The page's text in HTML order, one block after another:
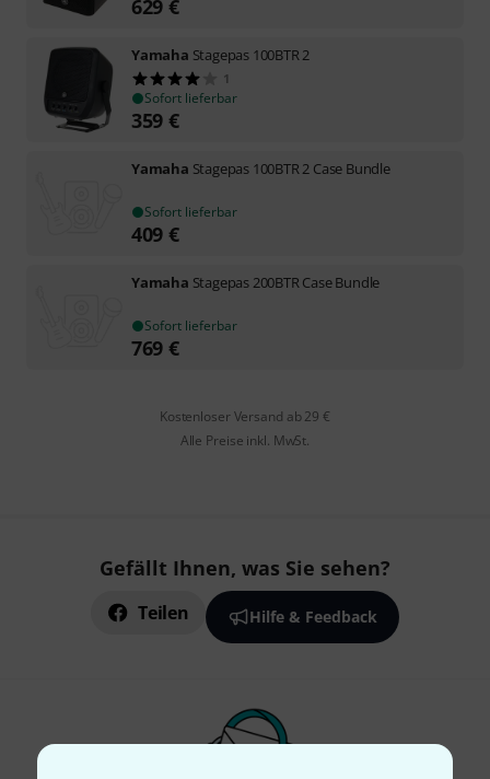
629 €
Yamaha Stagepas 100BTR 2
1
Sofort lieferbar
359 €
Yamaha Stagepas 100BTR 2 Case Bundle
Sofort lieferbar
409 €
Yamaha Stagepas 200BTR Case Bundle
Sofort lieferbar
769 €
Kostenloser Versand ab 29 €
Alle Preise inkl. MwSt.
Gefällt Ihnen, was Sie sehen?
Teilen Hilfe & Feedback